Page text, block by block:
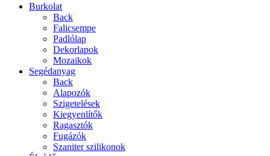
Burkolat
Back
Falicsempe
Padlólap
Dekorlapok
Mozaikok
Segédanyag
Back
Alapozók
Szigetelések
Kiegyenlítők
Ragasztók
Fugázók
Szaniter szilikonok